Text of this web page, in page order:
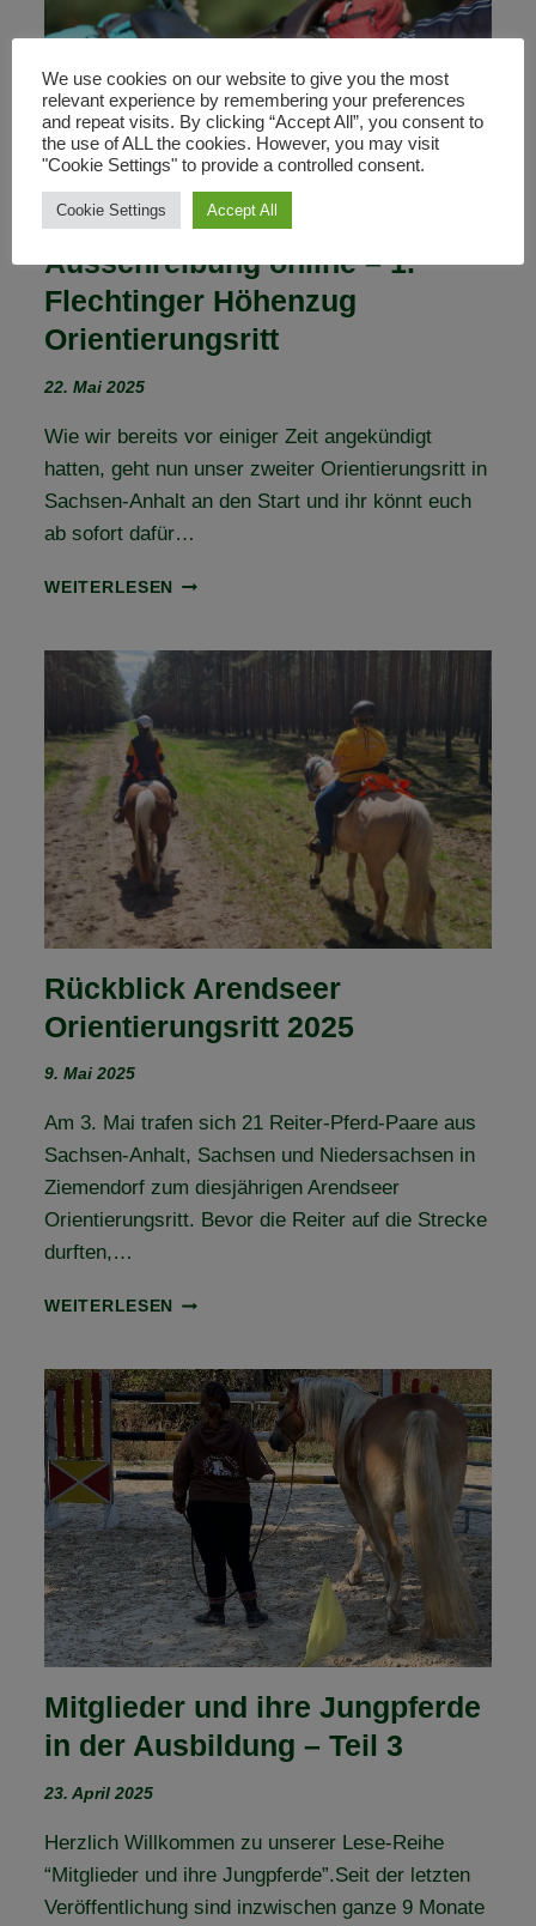
(VEREINS-)TÜR
Ausschreibung online – 1.
Flechtinger Höhenzug
Orientierungsritt
22. Mai 2025
Wie wir bereits vor einiger Zeit angekündigt
hatten, geht nun unser zweiter Orientierungsritt in
Sachsen-Anhalt an den Start und ihr könnt euch
ab sofort dafür…
WEITERLESEN
AUSSCHREIBUNG
1.
FLECHTINGER
ORIENTIERUNGSRITT
Rückblick Arendseer
Orientierungsritt 2025
9. Mai 2025
Am 3. Mai trafen sich 21 Reiter-Pferd-Paare aus
Sachsen-Anhalt, Sachsen und Niedersachsen in
Ziemendorf zum diesjährigen Arendseer
Orientierungsritt. Bevor die Reiter auf die Strecke
durften,…
WEITERLESEN
RÜCKBLICK
2025
Mitglieder und ihre Jungpferde
in der Ausbildung – Teil 3
23. April 2025
Herzlich Willkommen zu unserer Lese-Reihe
“Mitglieder und ihre Jungpferde”.Seit der letzten
Veröffentlichung sind inzwischen ganze 9 Monate
We use cookies on our website to give you the most
relevant experience by remembering your preferences
and repeat visits. By clicking “Accept All”, you consent to
the use of ALL the cookies. However, you may visit
"Cookie Settings" to provide a controlled consent.
Cookie Settings Accept All